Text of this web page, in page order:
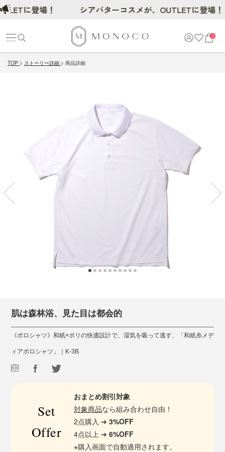
0
TOP ストーリー詳細 商品詳細
肌は森林浴、見た目は都会的
《ポロシャツ》和紙×ポリの快適設計で、湿気を吸って逃す、「和紙糸メデ
ィアポロシャツ」｜K-3B
Set
Offer
おまとめ割引対象
対象商品なら組み合わせ自由！
2点購入 ➔3%OFF
4点以上 ➔6%OFF
※購入画面で自動適用されます。
に登場！ シアバターコスメが、OUTLETに登場！